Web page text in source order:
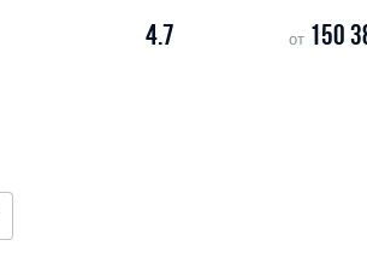
4.7 от 150